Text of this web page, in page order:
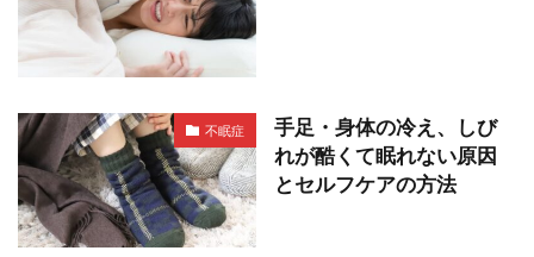
不眠症
手足・身体の冷え、しび
れが酷くて眠れない原因
とセルフケアの方法